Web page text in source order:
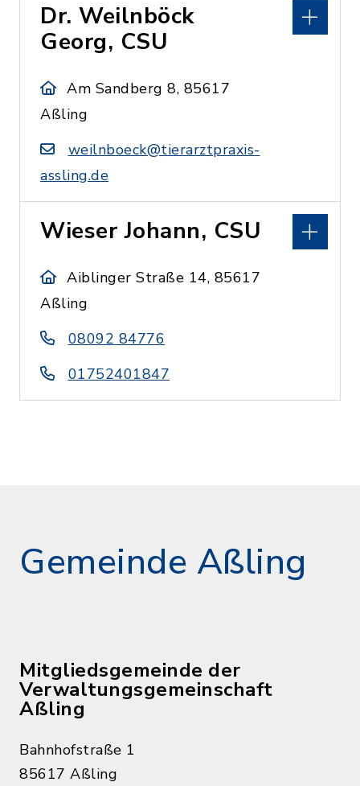
Dr. Weilnböck
Georg, CSU
Am Sandberg 8, 85617
Aßling
weilnboeck@tierarztpraxis-
assling.de
Wieser Johann, CSU
Aiblinger Straße 14, 85617
Aßling
08092 84776
01752401847
Gemeinde Aßling
Mitgliedsgemeinde der
Verwaltungsgemeinschaft
Aßling
Bahnhofstraße 1
85617 Aßling